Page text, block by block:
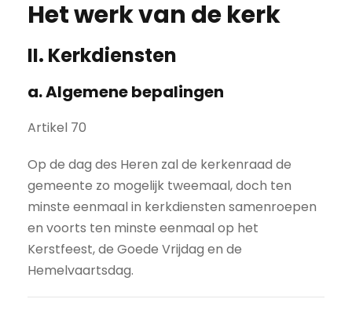
Het werk van de kerk
II. Kerkdiensten
a. Algemene bepalingen
Artikel 70
Op de dag des Heren zal de kerkenraad de
gemeente zo mogelijk tweemaal, doch ten
minste eenmaal in kerkdiensten samenroepen
en voorts ten minste eenmaal op het
Kerstfeest, de Goede Vrijdag en de
Hemelvaartsdag.